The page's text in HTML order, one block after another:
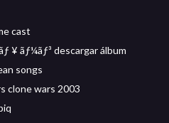
cast
ãƒ ¥ ãƒ¼ãƒ³ descargar álbum
songs
clone wars 2003